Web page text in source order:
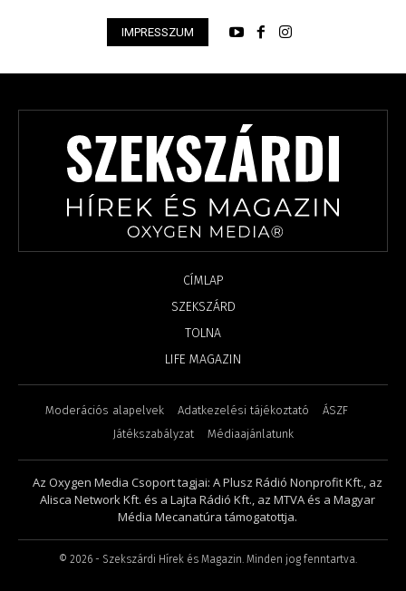
IMPRESSZUM
CÍMLAP
SZEKSZÁRD
TOLNA
LIFE MAGAZIN
Moderációs alapelvek Adatkezelési tájékoztató
ÁSZF
Játékszabályzat
Médiaajánlatunk
Az Oxygen Media Csoport tagjai: A Plusz Rádió Nonprofit Kft., az
Alisca Network Kft. és a Lajta Rádió Kft., az MTVA és a Magyar
Média Mecanatúra támogatottja.
© 2026- Szekszárdi Hírek és Magazin. Minden jog fenntartva.